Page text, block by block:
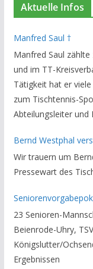
Aktuelle Infos
Manfred Saul †
Manfred Saul
und im TT-
Tätigkeit hat er
zum Tischtennis-
Abteilungsleiter und
Helmstedt
Vorsitzender des
stillen
Bernd Westphal
Wir trauern um
Pressewart des
23 Senioren-
Beienrode-Uhry,
Königslutter/
Ergebnissen